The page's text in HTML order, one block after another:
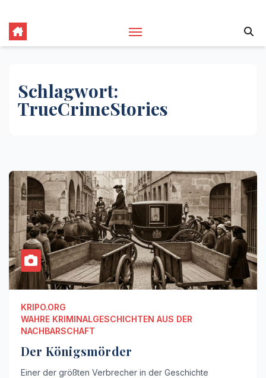
Schlagwort:
TrueCrimeStories
KRIPO.ORG
WAHRE KRIMINALGESCHICHTEN AUS DER
NACHBARSCHAFT
Der Königsmörder
Einer der größten Verbrecher in der Geschichte